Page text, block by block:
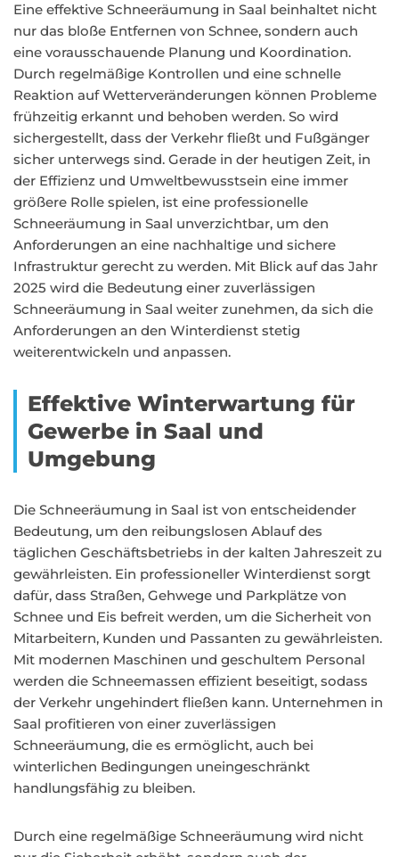
Eine effektive Schneeräumung in Saal beinhaltet nicht
nur das bloße Entfernen von Schnee, sondern auch
eine vorausschauende Planung und Koordination.
Durch regelmäßige Kontrollen und eine schnelle
Reaktion auf Wetterveränderungen können Probleme
frühzeitig erkannt und behoben werden. So wird
sichergestellt, dass der Verkehr fließt und Fußgänger
sicher unterwegs sind. Gerade in der heutigen Zeit, in
der Effizienz und Umweltbewusstsein eine immer
größere Rolle spielen, ist eine professionelle
Schneeräumung in Saal unverzichtbar, um den
Anforderungen an eine nachhaltige und sichere
Infrastruktur gerecht zu werden. Mit Blick auf das Jahr
2025 wird die Bedeutung einer zuverlässigen
Schneeräumung in Saal weiter zunehmen, da sich die
Anforderungen an den Winterdienst stetig
weiterentwickeln und anpassen.
Effektive Winterwartung für
Gewerbe in Saal und
Umgebung
Die Schneeräumung in Saal ist von entscheidender
Bedeutung, um den reibungslosen Ablauf des
täglichen Geschäftsbetriebs in der kalten Jahreszeit zu
gewährleisten. Ein professioneller Winterdienst sorgt
dafür, dass Straßen, Gehwege und Parkplätze von
Schnee und Eis befreit werden, um die Sicherheit von
Mitarbeitern, Kunden und Passanten zu gewährleisten.
Mit modernen Maschinen und geschultem Personal
werden die Schneemassen effizient beseitigt, sodass
der Verkehr ungehindert fließen kann. Unternehmen in
Saal profitieren von einer zuverlässigen
Schneeräumung, die es ermöglicht, auch bei
winterlichen Bedingungen uneingeschränkt
handlungsfähig zu bleiben.
Durch eine regelmäßige Schneeräumung wird nicht